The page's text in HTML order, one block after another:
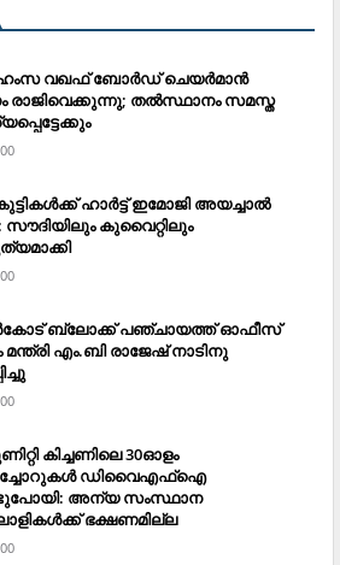
ഹംസ വഖഫ് ബോര്‍ഡ് ചെയര്‍മാന്‍
രാജിവെക്കുന്നു; തല്‍സ്ഥാനം സമസ്ത
ഹാര്‍ട്ട് ഇമോജി അയച്ചാല്‍
സൗദിയിലും കുവൈറ്റിലും
ബ്ലോക്ക് പഞ്ചായത്ത് ഓഫീസ്
മന്ത്രി എം.ബി രാജേഷ് നാടിനു
കിച്ചണിലെ 30ഓളം
ഡിവൈഎഫ്‌ഐ
അന്യ സംസ്ഥാന
ഭക്ഷണമില്ല